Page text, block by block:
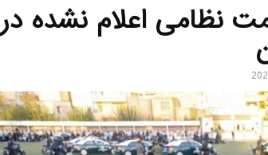
نظامی اعلام نشده در